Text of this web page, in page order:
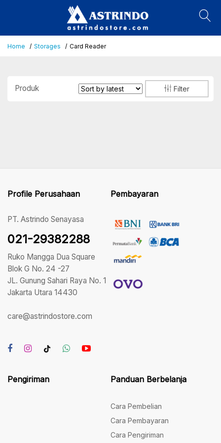
Home Storages Card Reader
Produk Filter
Profile Perusahaan
PT. Astrindo Senayasa
021-29382288
Ruko Mangga Dua Square
Blok G No. 24 -27
JL. Gunung Sahari Raya No. 1
Jakarta Utara 14430
care@astrindostore.com
Pembayaran
Pengiriman Panduan Berbelanja
Cara Pembelian
Cara Pembayaran
Cara Pengiriman